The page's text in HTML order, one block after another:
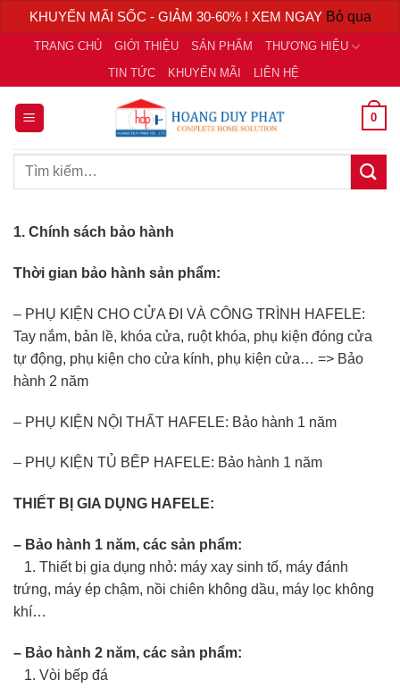
KHUYẾN MÃI SỐC - GIẢM 30-60% ! XEM NGAY Bỏ qua
Chuyển
nội
dung
TRANG CHỦ GIỚI THIỆU SẢN PHẨM
THƯƠNG HIỆU
TIN TỨC
KHUYẾN MÃI LIÊN HỆ
0
Tìm
1. Chính sách bảo hành
Thời gian bảo hành sản phẩm:
– PHỤ KIỆN CHO CỬA ĐI VÀ CÔNG TRÌNH HAFELE:
Tay nắm, bản lề, khóa cửa, ruột khóa, phụ kiện đóng cửa
tự động, phụ kiện cho cửa kính, phụ kiện cửa… => Bảo
hành 2 năm
– PHỤ KIỆN NỘI THẤT HAFELE: Bảo hành 1 năm
– PHỤ KIỆN TỦ BẾP HAFELE: Bảo hành 1 năm
THIẾT BỊ GIA DỤNG HAFELE:
– Bảo hành 1 năm, các sản phẩm:
1. Thiết bị gia dụng nhỏ: máy xay sinh tố, máy đánh
trứng, máy ép chậm, nồi chiên không dầu, máy lọc không
khí…
– Bảo hành 2 năm, các sản phẩm:
1. Vòi bếp đá